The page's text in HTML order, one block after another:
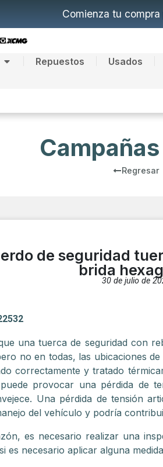
Comienza tu
Repuestos Usados
Regresar
de seguridad
brida
30 de julio de
una tuerca de seguridad con
no en todas, las ubicaciones
correctamente y tratado
provocar una pérdida de
Una pérdida de tensión
del vehículo y podría
es necesario realizar una
es necesario aplicar alguna